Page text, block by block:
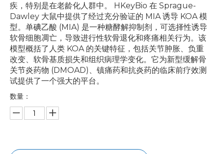
疾，特别是在老龄化人群中。 HKeyBio 在 Sprague-
Dawley 大鼠中提供了经过充分验证的 MIA 诱导 KOA 模
型。单碘乙酸 (MIA) 是一种糖酵解抑制剂，可选择性诱导
软骨细胞凋亡，导致进行性软骨退化和疼痛相关行为。该
模型概括了人类 KOA 的关键特征，包括关节肿胀、负重
改变、软骨基质损失和组织病理学变化。它为新型缓解骨
关节炎药物 (DMOAD)、镇痛药和抗炎药的临床前疗效测
试提供了一个强大的平台。
数量：